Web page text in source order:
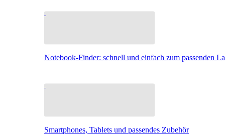
Notebook-Finder: schnell und einfach zum passenden
Smartphones, Tablets und passendes Zubehör